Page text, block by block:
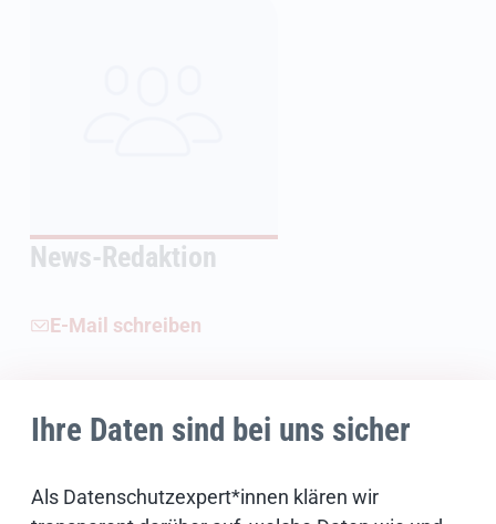
Ihre Daten sind bei uns sicher
Als Datenschutzexpert*innen klären wir
News-Redaktion
E-Mail schreiben
Weiterführende Informationen
Bildnachweise